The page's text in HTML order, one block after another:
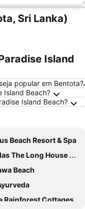
Sri Lanka)
Island
popular em Bentota?
Island Beach?
Island Beach?
Beach Resort & Spa
Long House - Bentota
Beach
Rainforest Cottages